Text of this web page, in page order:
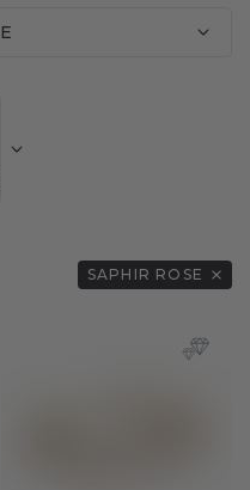
SAPHIR ROSE